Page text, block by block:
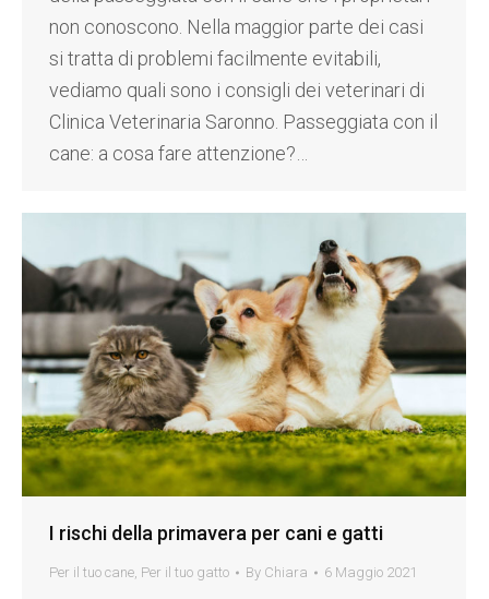
non conoscono. Nella maggior parte dei casi
si tratta di problemi facilmente evitabili,
vediamo quali sono i consigli dei veterinari di
Clinica Veterinaria Saronno. Passeggiata con il
cane: a cosa fare attenzione?…
I rischi della primavera per cani e gatti
Per il tuo cane, Per il tuo gatto By Chiara 6 Maggio 2021